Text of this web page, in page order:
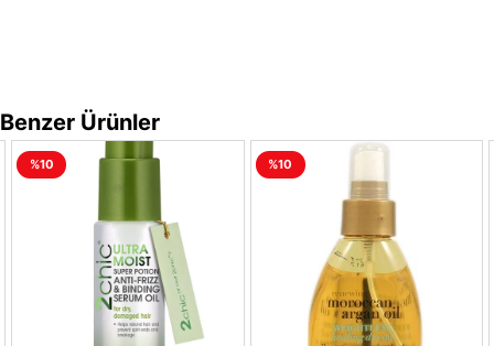
Benzer Ürünler
%10 %10